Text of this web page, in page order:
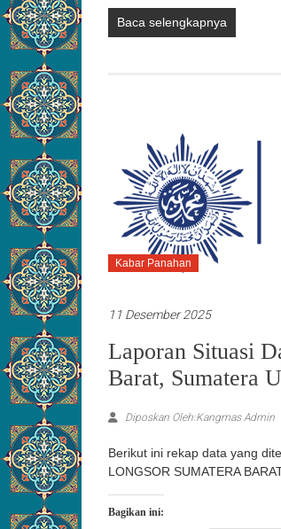
Baca selengkapnya
Kabar Panahan
11 Desember 2025
Laporan Situasi
Barat, Sumatera
Diposkan Oleh:Kangmas Admin
Berikut ini rekap data yang
LONGSOR SUMATERA
Bagikan ini: